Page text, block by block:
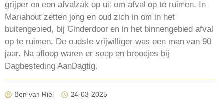
grijper en een afvalzak op uit om afval op te ruimen. In
Mariahout zetten jong en oud zich in om in het
buitengebied, bij Ginderdoor en in het binnengebied afval
op te ruimen. De oudste vrijwilliger was een man van 90
jaar. Na afloop waren er soep en broodjes bij
Dagbesteding AanDagtig.
Ben van Riel
24-03-2025